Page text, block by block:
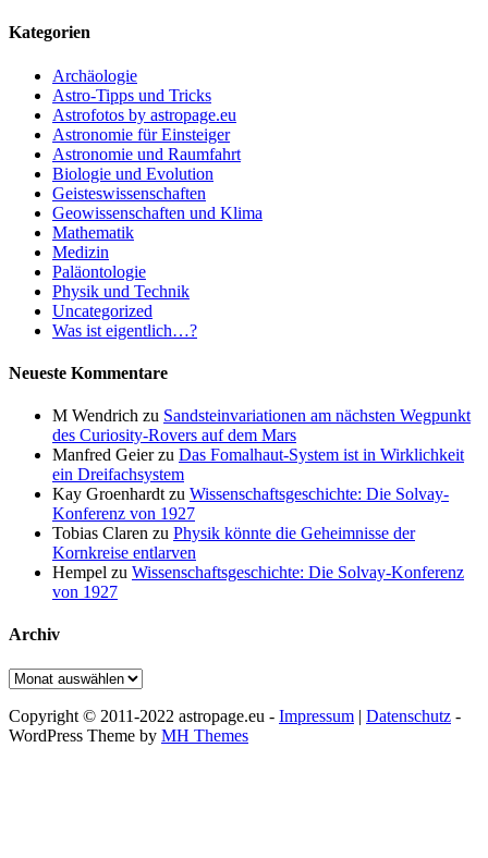
Kategorien
Archäologie
Astro-Tipps und Tricks
Astrofotos by astropage.eu
Astronomie für Einsteiger
Astronomie und Raumfahrt
Biologie und Evolution
Geisteswissenschaften
Geowissenschaften und Klima
Mathematik
Medizin
Paläontologie
Physik und Technik
Uncategorized
Was ist eigentlich…?
Neueste Kommentare
M Wendrich zu Sandsteinvariationen am nächsten Wegpunkt
des Curiosity-Rovers auf dem Mars
Manfred Geierzu Das Fomalhaut-System ist in Wirklichkeit
ein Dreifachsystem
Kay Groenhardt zu Wissenschaftsgeschichte: Die Solvay-
Konferenz von 1927
Tobias Claren zu Physik könnte die Geheimnisse der
Kornkreise entlarven
Hempel zu Wissenschaftsgeschichte: Die Solvay-Konferenz
von 1927
Archiv
Archiv
Copyright © 2011-2022 astropage.eu - Impressum | Datenschutz -
WordPress Theme by MH Themes